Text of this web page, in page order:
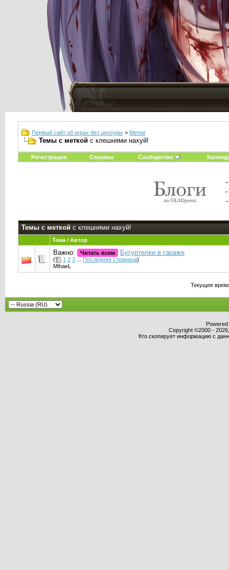
Первый сайт об играх без цензуры > Метки
Темы с меткой с клешнями нахуй!
Регистрация Справка Сообщество
Темы с меткой с клешнями нахуй!
Тема / Автор
Важно: Читать всем Бугуртелки в гараже
( 1 2 3... Последняя страница)
MihaeL
Текущее
Copyright ©2000 -
Кто скопирует информацию с